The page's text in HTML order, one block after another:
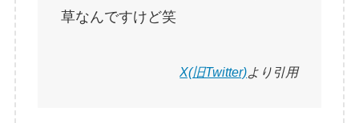
草なんですけど笑
X(旧Twitter)より引用